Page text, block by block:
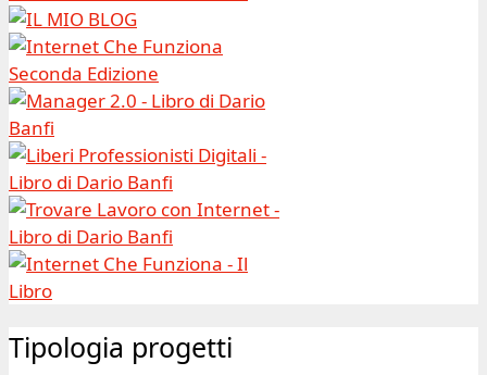
Tipologia progetti